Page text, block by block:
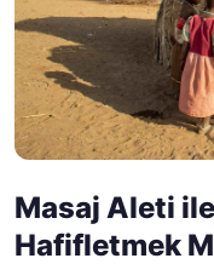
Masaj Aleti ile
Hafifletmek